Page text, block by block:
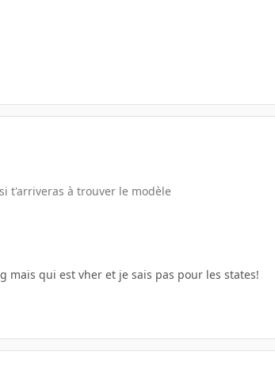
t'arriveras à trouver le modèle
qui est vher et je sais pas pour les states!